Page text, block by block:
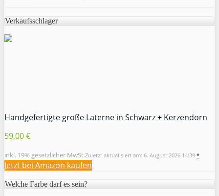
Verkaufsschlager
Handgefertigte große Laterne in Schwarz + Kerzendorn
59,00 €
inkl. 19% gesetzlicher MwSt.Zuletzt aktualisiert am: 6. August 2026 14:39 *
Jetzt bei Amazon kaufen
Welche Farbe darf es sein?